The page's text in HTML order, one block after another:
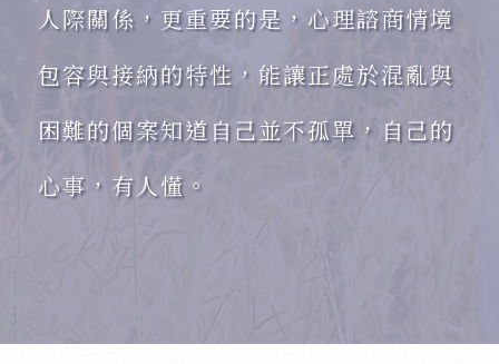
人際關係，更重要的是，心理諮商情境
包容與接納的特性，能讓正處於混亂與
困難的個案知道自己並不孤單，自己的
心事，有人懂。